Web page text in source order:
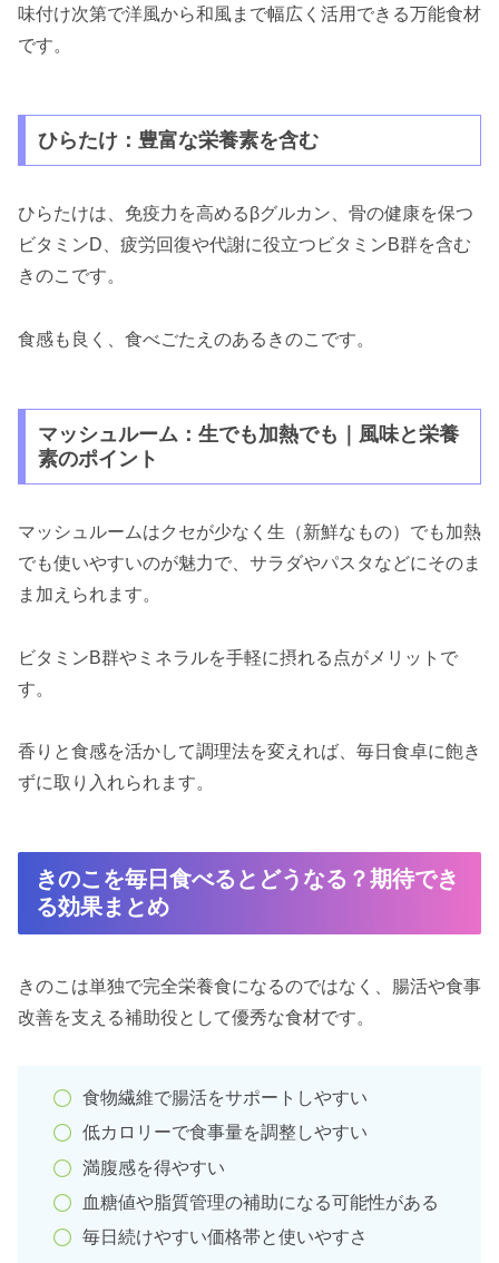
味付け次第で洋風から和風まで幅広く活用できる万能食材
です。
ひらたけ：豊富な栄養素を含む
ひらたけは、免疫力を高めるβグルカン、骨の健康を保つ
ビタミンD、疲労回復や代謝に役立つビタミンB群を含む
きのこです。
食感も良く、食べごたえのあるきのこです。
マッシュルーム：生でも加熱でも｜風味と栄養
素のポイント
マッシュルームはクセが少なく生（新鮮なもの）でも加熱
でも使いやすいのが魅力で、サラダやパスタなどにそのま
ま加えられます。
ビタミンB群やミネラルを手軽に摂れる点がメリットで
す。
香りと食感を活かして調理法を変えれば、毎日食卓に飽き
ずに取り入れられます。
きのこを毎日食べるとどうなる？期待でき
る効果まとめ
きのこは単独で完全栄養食になるのではなく、腸活や食事
改善を支える補助役として優秀な食材です。
食物繊維で腸活をサポートしやすい
低カロリーで食事量を調整しやすい
満腹感を得やすい
血糖値や脂質管理の補助になる可能性がある
毎日続けやすい価格帯と使いやすさ